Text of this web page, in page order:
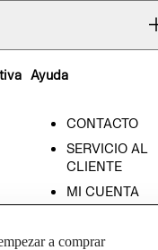
Ayuda
CONTACTO
SERVICIO AL
CLIENTE
MI CUENTA
a comprar